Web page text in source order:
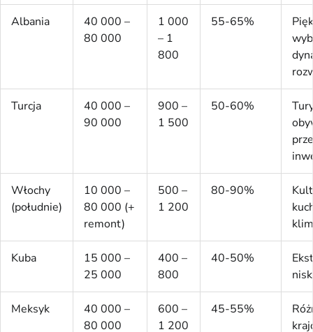
Albania
40 000 –
80 000
1 000
– 1
800
55-65%
Turcja
40 000 –
90 000
900 –
1 500
50-60%
Włochy
(południe)
10 000 –
80 000 (+
remont)
500 –
1 200
80-90%
Kuba
15 000 –
25 000
400 –
800
40-50%
Meksyk
40 000 –
80 000
600 –
1 200
45-55%